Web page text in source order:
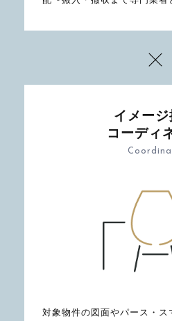
イメージ
コーディ
対象物件の図面やパース・ス